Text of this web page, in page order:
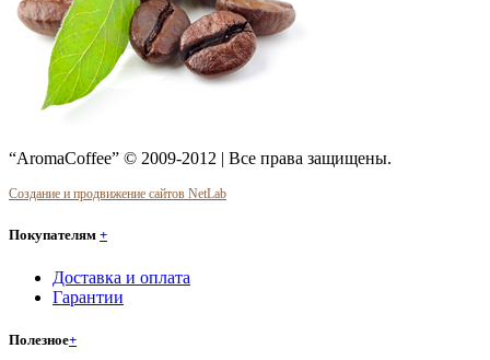
“AromaCoffee” © 2009-2012 | Все права защищены.
Создание и продвижение сайтов NetLab
Покупателям +
Доставка и оплата
Гарантии
Полезное+